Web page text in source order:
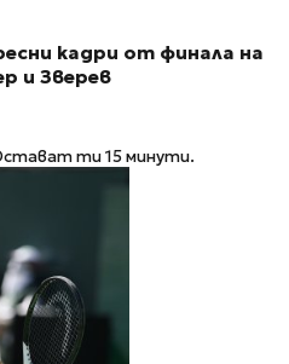
кадри от финала на
и Зверев
ти 15 минути.